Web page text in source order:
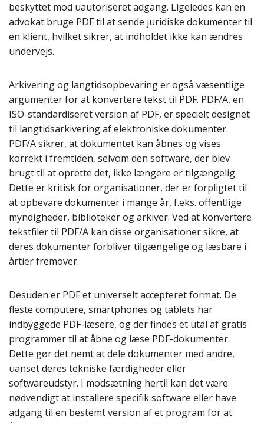
beskyttet mod uautoriseret adgang. Ligeledes kan en
advokat bruge PDF til at sende juridiske dokumenter til
en klient, hvilket sikrer, at indholdet ikke kan ændres
undervejs.
Arkivering og langtidsopbevaring er også væsentlige
argumenter for at konvertere tekst til PDF. PDF/A, en
ISO-standardiseret version af PDF, er specielt designet
til langtidsarkivering af elektroniske dokumenter.
PDF/A sikrer, at dokumentet kan åbnes og vises
korrekt i fremtiden, selvom den software, der blev
brugt til at oprette det, ikke længere er tilgængelig.
Dette er kritisk for organisationer, der er forpligtet til
at opbevare dokumenter i mange år, f.eks. offentlige
myndigheder, biblioteker og arkiver. Ved at konvertere
tekstfiler til PDF/A kan disse organisationer sikre, at
deres dokumenter forbliver tilgængelige og læsbare i
årtier fremover.
Desuden er PDF et universelt accepteret format. De
fleste computere, smartphones og tablets har
indbyggede PDF-læsere, og der findes et utal af gratis
programmer til at åbne og læse PDF-dokumenter.
Dette gør det nemt at dele dokumenter med andre,
uanset deres tekniske færdigheder eller
softwareudstyr. I modsætning hertil kan det være
nødvendigt at installere specifik software eller have
adgang til en bestemt version af et program for at